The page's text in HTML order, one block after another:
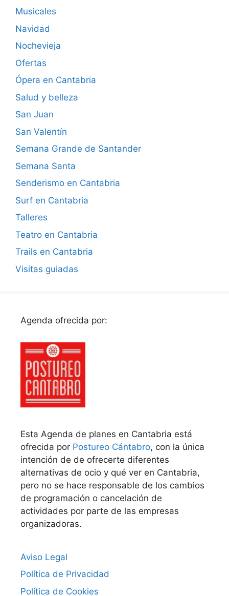
Musicales
Navidad
Nochevieja
Ofertas
Ópera en Cantabria
Salud y belleza
San Juan
San Valentín
Semana Grande de Santander
Semana Santa
Senderismo en Cantabria
Surf en Cantabria
Talleres
Teatro en Cantabria
Trails en Cantabria
Visitas guiadas
Agenda ofrecida por:
Esta Agenda de planes en Cantabria está
ofrecida por Postureo Cántabro, con la única
intención de de ofrecerte diferentes
alternativas de ocio y qué ver en Cantabria,
pero no se hace responsable de los cambios
de programación o cancelación de
actividades por parte de las empresas
organizadoras.
Aviso Legal
Política de Privacidad
Política de Cookies